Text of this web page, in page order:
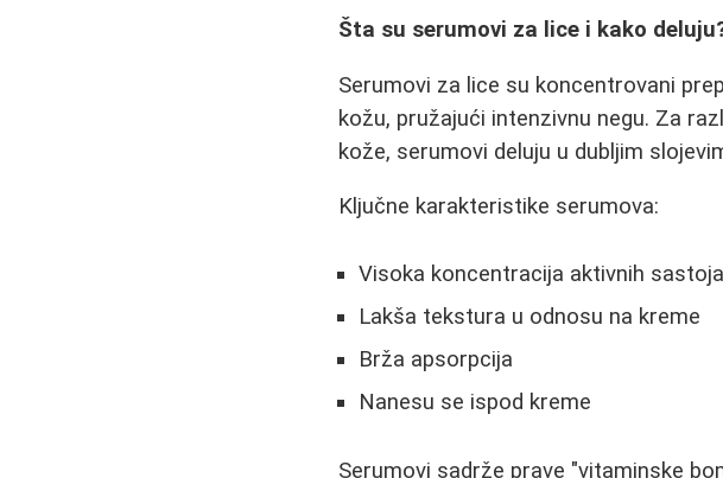
Šta su serumovi za lice i kako
Serumovi za lice su koncentrovani
kožu, pružajući intenzivnu negu. Za
kože, serumovi deluju u dubljim
Ključne karakteristike serumova:
Visoka koncentracija aktivnih
Lakša tekstura u odnosu na kreme
Brža apsorpcija
Nanesu se ispod kreme
Serumovi sadrže prave "vitaminske